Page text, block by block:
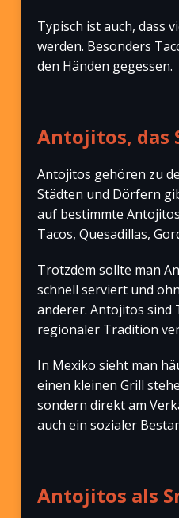
Typisch ist auch, dass
werden. Besonders
den Händen gegessen.
Antojitos, das
Antojitos gehören zu
Städten und Dörfern
auf bestimmte
Tacos, Quesadillas,
Trotzdem sollte man
schnell serviert und
anderer. Antojitos sind
regionaler Tradition
In Mexiko sieht man
einen kleinen Grill
sondern direkt am
auch ein sozialer
Antojitos als